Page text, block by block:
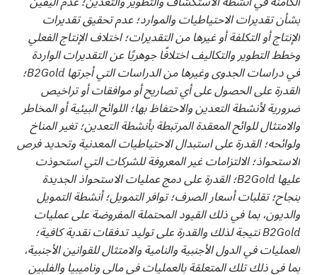
بشأن تقديرات الاحتياطيات والموارد؛ عدم تحقيق تقديرات
الإنتاج أو التكلفة أو غيرها من التقديرات؛ اختلاف الإنتاج الفعلي
وخطط التطوير والتكاليف اختلافًا جوهريًا عن التقديرات الواردة
في دراسات الجدوى وغيرها من الدراسات التي أجرتها B2Gold؛
القدرة على الحصول على أي تصاريح أو موافقات أو تراخيص
ضرورية لأنشطة التعدين والاحتفاظ بها؛ اللوائح البيئية أو المخاطر
والامتثال للوائح المعقدة المرتبطة بأنشطة التعدين؛ تغير المناخ
ولوائحه؛ القدرة على استبدال الاحتياطيات المعدنية وتحديد فرص
الاستحواذ؛ الالتزامات غير المعروفة للشركات التي استحوذت
عليها B2Gold؛ القدرة على دمج عمليات الاستحواذ الجديدة
بنجاح؛ تقلبات أسعار الصرف؛ توافر التمويل؛ أنشطة التمويل
والديون، بما في ذلك القيود المحتملة المفروضة على عمليات
B2Gold نتيجة لذلك والقدرة على توليد تدفقات نقدية كافية؛
العمليات في الدول الأجنبية والنامية والامتثال للقوانين الأجنبية،
بما في ذلك تلك المتعلقة بالعمليات في مالي وناميبيا والفلبين